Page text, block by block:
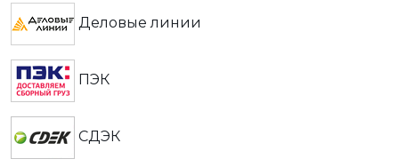
Деловые линии
ПЭК
СДЭК